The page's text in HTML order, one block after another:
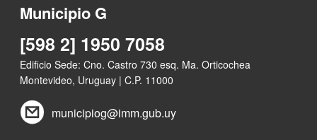
Municipio G
[598 2] 1950 7058
Edificio Sede: Cno. Castro 730 esq. Ma. Orticochea
Montevideo, Uruguay | C.P. 11000
municipiog@imm.gub.uy